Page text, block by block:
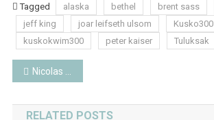
Tagged alaska bethel brent sass
jeff king
joar leifseth ulsom
Kusko300
kuskokwim300
peter kaiser Tuluksak
Beitragsnavigation
Nicolas Petit gewinnt das CB300 2018
RELATED POSTS